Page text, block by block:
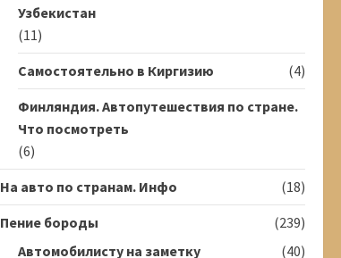
Узбекистан
(11)
Самостоятельно в Киргизию
(4)
Финляндия. Автопутешествия по стране.
Что посмотреть
(6)
На авто по странам. Инфо
(18)
Пение бороды
(239)
Автомобилисту на заметку
(40)